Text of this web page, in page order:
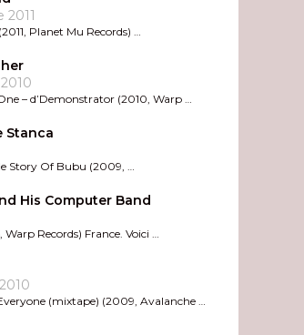
2011
Planet Mu Records) …
– d’Demonstrator (2010, Warp …
Stanca
Story Of Bubu (2009, …
His Computer Band
Records) France. Voici …
(mixtape) (2009, Avalanche …